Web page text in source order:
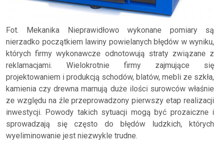
Fot. Mekanika Nieprawidłowo wykonane pomiary są
nierzadko początkiem lawiny powielanych błędów w wyniku,
których firmy wykonawcze odnotowują straty związane z
reklamacjami. Wielokrotnie firmy zajmujące się
projektowaniem i produkcją schodów, blatów, mebli ze szkła,
kamienia czy drewna marnują duże ilości surowców właśnie
ze względu na źle przeprowadzony pierwszy etap realizacji
inwestycji. Powody takich sytuacji mogą być prozaiczne i
sprowadzają się często do błędów ludzkich, których
wyeliminowanie jest niezwykle trudne.